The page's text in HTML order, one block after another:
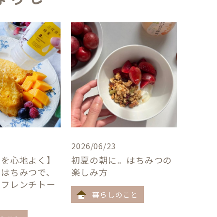
心地よく】
ちみつで、
レンチトー
2026/06/23
初夏の朝に。はちみつの
楽しみ方
暮らしのこと